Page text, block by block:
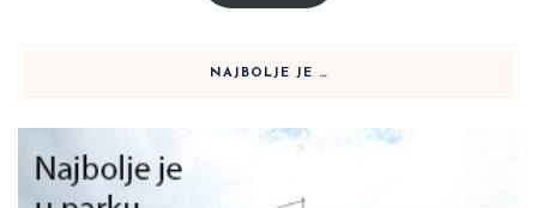
NAJBOLJE JE …